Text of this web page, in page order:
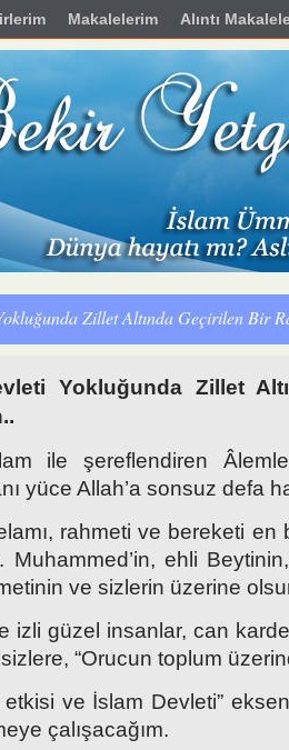
Makalelerim Alıntı
Zillet Altında Geçirilen Bir
Yokluğunda Zillet
ile şereflendiren
yüce Allah’a sonsuz defa
rahmeti ve bereketi
Muhammed’in, ehli
ve sizlerin üzerine
izli güzel insanlar, can
“Orucun toplum
ve İslam Devleti”
çalışacağım.